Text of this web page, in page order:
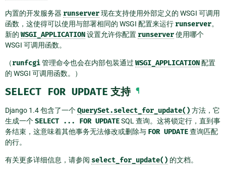
内置的开发服务器 runserver现在支持使用外部定义的 WSGI 可调用
函数，这使得可以使用与部署相同的 WSGI 配置来运行 runserver。
新的 WSGI_APPLICATION设置允许你配置 runserver使用哪个
WSGI 可调用函数。
（runfcgi管理命令也会在内部包装通过 WSGI_APPLICATION配置
的 WSGI 可调用函数。）
SELECT FOR UPDATE 支持 ¶
Django 1.4 包含了一个QuerySet.select_for_update() 方法，它
生成一个SELECT ... FOR UPDATESQL 查询。这将锁定行，直到事
务结束，这意味着其他事务无法修改或删除与 FOR UPDATE查询匹配
的行。
有关更多详细信息，请参阅 select_for_update() 的文档。